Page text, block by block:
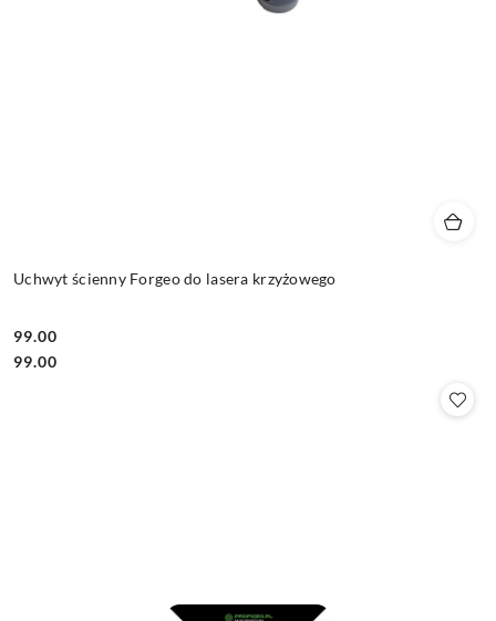
Uchwyt ścienny Forgeo do lasera krzyżowego
Cena:
99.00
Cena:
99.00